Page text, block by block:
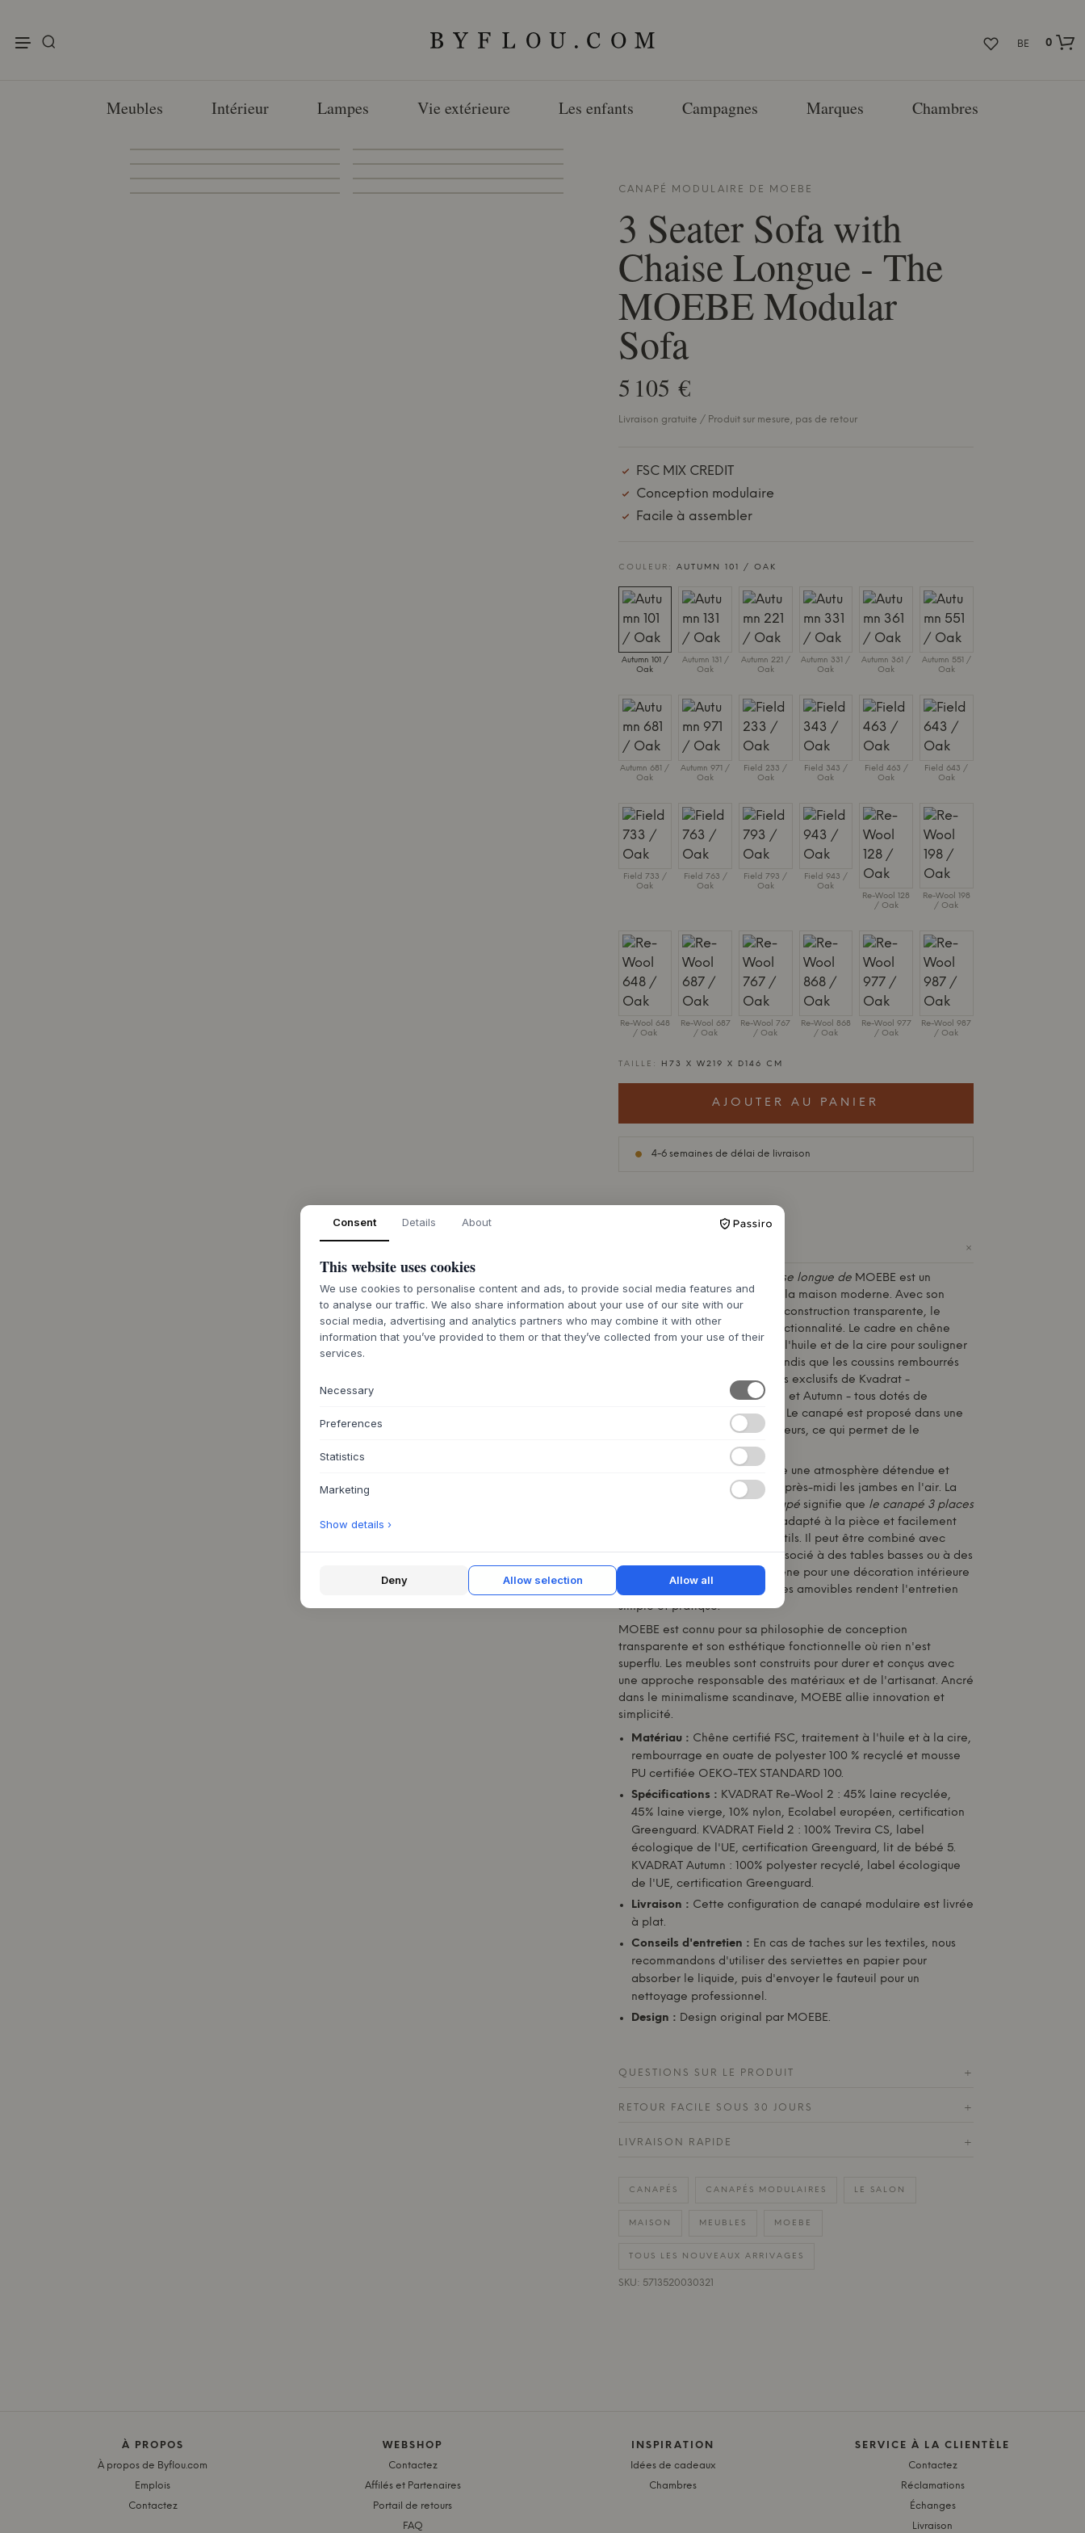
BE
0
Meubles Intérieur Lampes Vie extérieure Les enfants Campagnes Marques Chambres
CANAPÉ MODULAIRE DE MOEBE
3 Seater Sofa with
Chaise Longue - ​​The
MOEBEModular
Sofa
5 105 €
Livraison gratuite / Produit sur mesure, pas de retour
FSC MIX CREDIT
Conception modulaire
Facile à assembler
COULEUR: AUTUMN 101 / OAK
Autumn 101 /
Oak
Autumn 131 /
Oak
Autumn 221 /
Oak
Autumn 331 /
Oak
Autumn 361 /
Oak
Autumn 551 /
Oak
Autumn 681 /
Oak
Autumn 971 /
Oak
Field 233 /
Oak
Field 343 /
Oak
Field 463 /
Oak
Field 643 /
Oak
Field 733 /
Oak
Field 763 /
Oak
Field 793 /
Oak
Field 943 /
Oak
Re-Wool 128
/ Oak
Re-Wool 198
/ Oak
Re-Wool 648
/ Oak
Re-Wool 687
/ Oak
Re-Wool 767
/ Oak
Re-Wool 868
/ Oak
Re-Wool 977
/ Oak
Re-Wool 987
/ Oak
TAILLE: H73 X W219 X D146 CM
AJOUTER AU PANIER
4-6 semaines de délai de livraison
+
3 places avec chaise longue de MOEBE est un
canapé modulaire conçu pour la maison moderne. Avec son
expression intemporelle et sa construction transparente, le
canapé allie esthétique et fonctionnalité. Le cadre en chêne
certifié FSC est traité avec de l'huile et de la cire pour souligner
la chaleur naturelle du bois, tandis que les coussins rembourrés
sont disponibles dans des tissus exclusifs de Kvadrat -
notamment Re-Wool 2, Field 2 et Autumn - tous dotés de
certifications durables solides. Le canapé est proposé dans une
série de combinaisons de couleurs, ce qui permet de le
La chaise longue intégrée crée une atmosphère détendue et
vous invite à passer de longs après-midi les jambes en l'air. La
canapésignifie que le canapé 3 places
peut être adapté à la pièce et facilement
changé si nécessaire - sans outils. Il peut être combiné avec
d'autres modulesMOEBEet associé à des tables basses ou à des
solutions de rangement en chêne pour une décoration intérieure
cohérente et calme. Les housses amovibles rendent l'entretien
simple et pratique.
MOEBE est connu pour sa philosophie de conception
transparente et son esthétique fonctionnelle où rien n'est
superflu. Les meubles sont construits pour durer et conçus avec
une approche responsable des matériaux et de l'artisanat. Ancré
dans le minimalisme scandinave, MOEBE allie innovation et
simplicité.
Matériau : Chêne certifié FSC, traitement à l'huile et à la cire,
rembourrage en ouate de polyester 100 % recyclé et mousse
PU certifiée OEKO-TEX STANDARD 100.
Spécifications : KVADRAT Re-Wool 2 : 45% laine recyclée,
45% laine vierge, 10% nylon, Ecolabel européen, certification
Greenguard. KVADRAT Field 2 : 100% Trevira CS, label
écologique de l'UE, certification Greenguard, lit de bébé 5.
KVADRAT Autumn : 100% polyester recyclé, label écologique
de l'UE, certification Greenguard.
Livraison : Cette configuration de canapé modulaire est livrée
à plat.
Conseils d'entretien : En cas de taches sur les textiles, nous
recommandons d'utiliser des serviettes en papier pour
absorber le liquide, puis d'envoyer le fauteuil pour un
nettoyage professionnel.
Design : Design original par MOEBE.
QUESTIONS SUR LE PRODUIT +
RETOUR FACILE SOUS 30 JOURS +
LIVRAISON RAPIDE +
CANAPÉS CANAPÉS MODULAIRES LE SALON
MAISON MEUBLES MOEBE
TOUS LES NOUVEAUX ARRIVAGES
SKU: 5713520030321
À PROPOS
À propos de Byflou.com
Emplois
Contactez
WEBSHOP
Contactez
Affilés et Partenaires
Portail de retours
FAQ
INSPIRATION
Idées de cadeaux
Chambres
SERVICE À LA CLIENTÈLE
Contactez
Réclamations
Échanges
Livraison
Consent Details About
This website uses cookies
We use cookies to personalise content and ads, to provide social media features and
to analyse our traffic. We also share information about your use of our site with our
social media, advertising and analytics partners who may combine it with other
information that you’ve provided to them or that they’ve collected from your use of their
services.
Necessary
Preferences
Statistics
Marketing
Show details ›
Deny Allow selection Allow all